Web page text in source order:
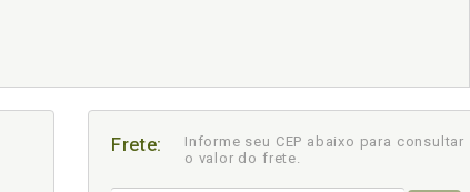
Frete:
Informe seu CEP abaixo para consultar
o valor do frete.